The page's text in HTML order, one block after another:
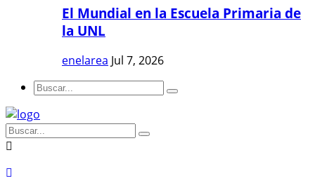
El Mundial en la Escuela Primaria de
la UNL
enelarea Jul 7, 2026